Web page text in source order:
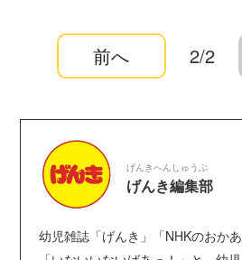
前へ 2/2
げんきへんしゅうぶ
げんき編集部
幼児雑誌「げんき」「NHKのおか